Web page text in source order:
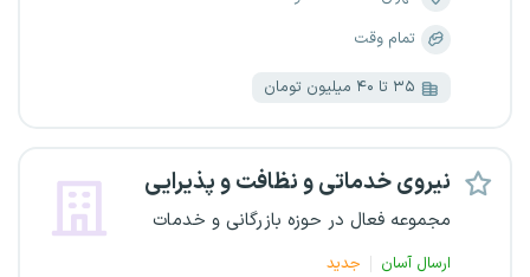
تمام وقت
۳۵ تا ۴۰ میلیون تومان
نیروی خدماتی و نظافت و پذیرایی
مجموعه فعال در حوزه بازرگانی و خدمات
ارسال آسان
جدید